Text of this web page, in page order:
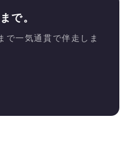
で。
で一気通貫で伴走しま